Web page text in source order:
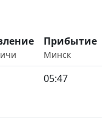
Прибытие
Минск
05:47